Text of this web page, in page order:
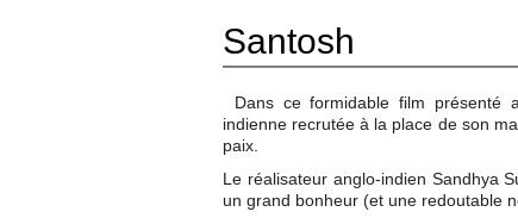
Santosh
Dans ce formidable film présenté
indienne recrutée à la place de son
paix.
Le réalisateur anglo-indien Sandhya
un grand bonheur (et une redoutable